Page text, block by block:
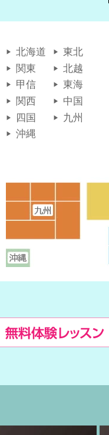
北海道
東北
関東
北越
甲信
東海
関西
中国
四国
九州
沖縄